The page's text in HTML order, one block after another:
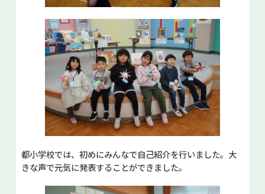
都小学校では、初めにみんなで自己紹介を行いました。大
きな声で元気に発表することができました。